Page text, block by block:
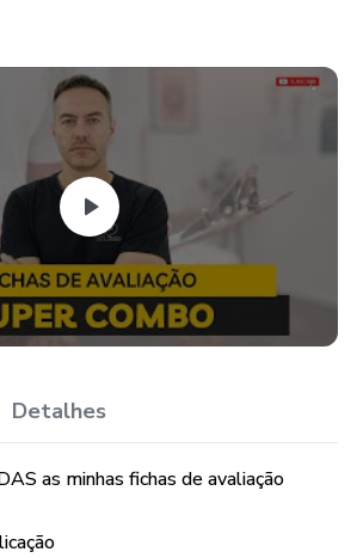
inclui:
Membros Superiores 🤲
Membros Inferiores 🦵
adaptar, personalizar e otimizar
avaliações fisioterapêuticas agora
Detalhes
as minhas fichas de avaliação